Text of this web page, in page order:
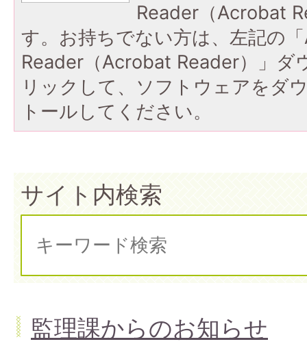
Reader（Acrobat
す。お持ちでない方は、左記の
Reader（Acrobat Reader）」ダ
リックして、ソフトウェアをダ
トールしてください。
サイト内検索
監理課からのお知らせ